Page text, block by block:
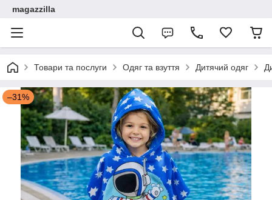
magazzilla
Товари та послуги Одяг та взуття Дитячий одяг
–31%